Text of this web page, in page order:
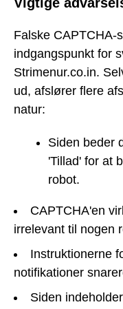
Falske CAPTCHA-
indgangspunkt for
Strimenur.co.in.
ud, afslører flere
natur:
Siden beder
'Tillad' for at
robot.
CAPTCHA'en
irrelevant til nogen
Instruktionerne
notifikationer
Siden